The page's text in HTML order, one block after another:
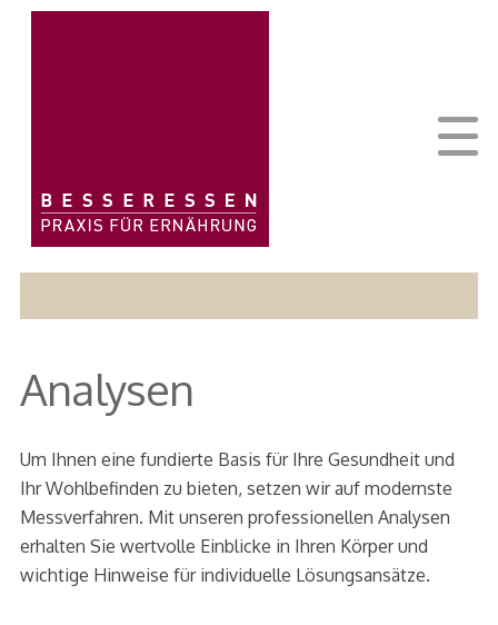
Analysen
Um Ihnen eine fundierte Basis für Ihre Gesundheit und
Ihr Wohlbefinden zu bieten, setzen wir auf modernste
Messverfahren. Mit unseren professionellen Analysen
erhalten Sie wertvolle Einblicke in Ihren Körper und
wichtige Hinweise für individuelle Lösungsansätze.